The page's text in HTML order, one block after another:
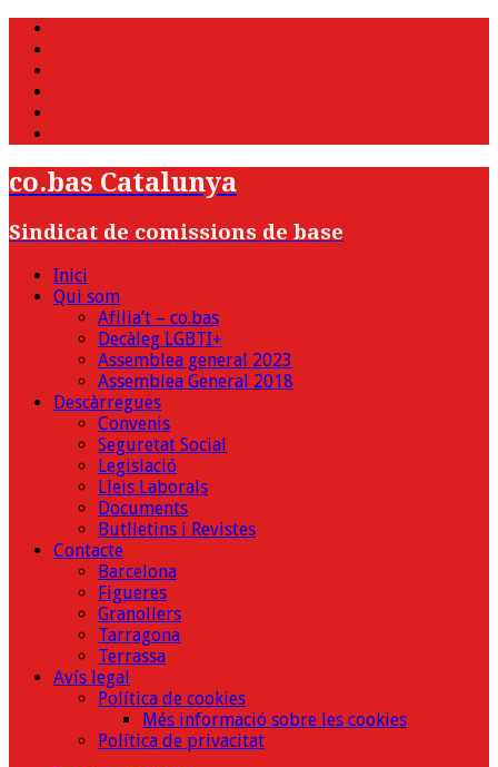
co.bas Catalunya
Sindicat de comissions de base
Inici
Qui som
Afilia’t – co.bas
Decàleg LGBTI+
Assemblea general 2023
Assemblea General 2018
Descàrregues
Convenis
Seguretat Social
Legislació
Lleis Laborals
Documents
Butlletins i Revistes
Contacte
Barcelona
Figueres
Granollers
Tarragona
Terrassa
Avís legal
Política de cookies
Més informació sobre les cookies
Política de privacitat